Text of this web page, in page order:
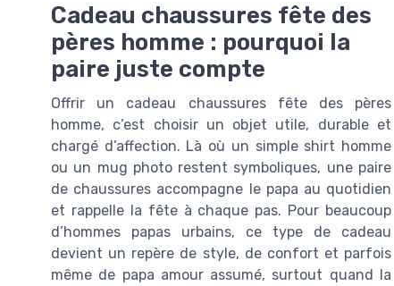
Cadeau chaussures fête des
pères homme : pourquoi la
paire juste compte
Offrir un cadeau chaussures fête des pères
homme, c’est choisir un objet utile, durable et
chargé d’affection. Là où un simple shirt homme
ou un mug photo restent symboliques, une paire
de chaussures accompagne le papa au quotidien
et rappelle la fête à chaque pas. Pour beaucoup
d’hommes papas urbains, ce type de cadeau
devient un repère de style, de confort et parfois
même de papa amour assumé, surtout quand la